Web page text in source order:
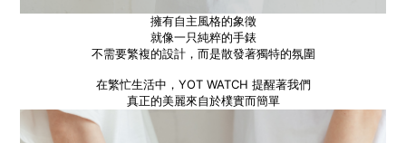
擁有自主風格的象徵
就像一只純粹的手錶
不需要繁複的設計，而是散發著獨特的氛圍
在繁忙生活中，YOT WATCH 提醒著我們
真正的美麗來自於樸實而簡單